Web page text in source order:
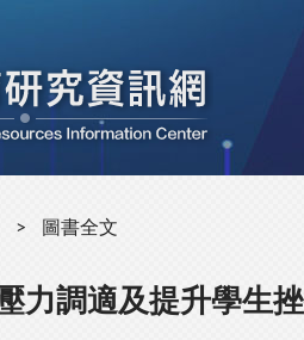
圖書全文
力調適及提升學生